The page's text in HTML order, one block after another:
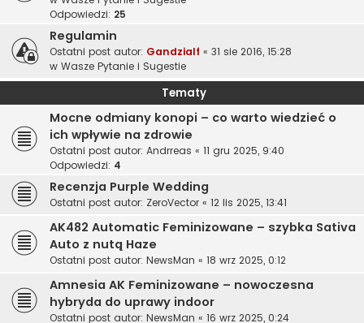
Odpowiedzi: 25
Regulamin
Ostatni post autor: Gandzialf « 31 sie 2016, 15:28
w Wasze Pytanie i Sugestie
Tematy
Mocne odmiany konopi – co warto wiedzieć o
ich wpływie na zdrowie
Ostatni post autor: Andrreas « 11 gru 2025, 9:40
Odpowiedzi: 4
Recenzja Purple Wedding
Ostatni post autor: ZeroVector « 12 lis 2025, 13:41
AK482 Automatic Feminizowane – szybka Sativa
Auto z nutą Haze
Ostatni post autor: NewsMan « 18 wrz 2025, 0:12
Amnesia AK Feminizowane – nowoczesna
hybryda do uprawy indoor
Ostatni post autor: NewsMan « 16 wrz 2025, 0:24